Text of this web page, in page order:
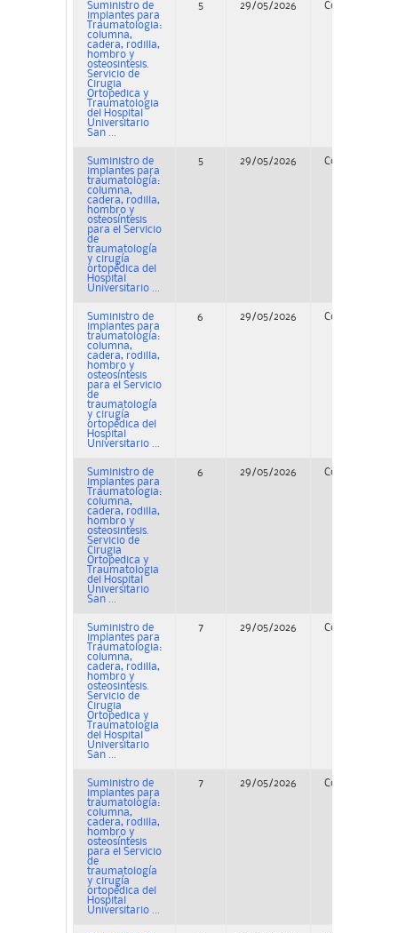
Suministro de
implantes para
Traumatologia:
columna,
cadera, rodilla,
hombro y
osteosintesis.
Servicio de
Cirugia
Ortopedica y
Traumatologia
del Hospital
Universitario
San ...
5 29/05/2026 Concurso
Suministro de
implantes para
traumatología:
columna,
cadera, rodilla,
hombro y
osteosíntesis
para el Servicio
de
traumatología
y cirugía
ortopédica del
Hospital
Universitario ...
5 29/05/2026 Concurso
Suministro de
implantes para
traumatología:
columna,
cadera, rodilla,
hombro y
osteosíntesis
para el Servicio
de
traumatología
y cirugía
ortopédica del
Hospital
Universitario ...
6 29/05/2026 Concurso
Suministro de
implantes para
Traumatologia:
columna,
cadera, rodilla,
hombro y
osteosintesis.
Servicio de
Cirugia
Ortopedica y
Traumatologia
del Hospital
Universitario
San ...
6 29/05/2026 Concurso
Suministro de
implantes para
Traumatologia:
columna,
cadera, rodilla,
hombro y
osteosintesis.
Servicio de
Cirugia
Ortopedica y
Traumatologia
del Hospital
Universitario
San ...
7 29/05/2026 Concurso
Suministro de
implantes para
traumatología:
columna,
cadera, rodilla,
hombro y
osteosíntesis
para el Servicio
de
traumatología
y cirugía
ortopédica del
Hospital
Universitario ...
7 29/05/2026 Concurso